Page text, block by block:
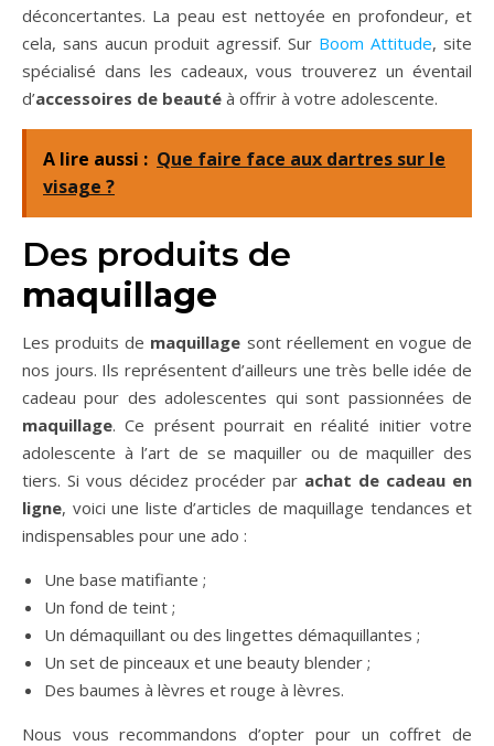
déconcertantes. La peau est nettoyée en profondeur, et
cela, sans aucun produit agressif. Sur Boom Attitude, site
spécialisé dans les cadeaux, vous trouverez un éventail
d’accessoires de beauté à offrir à votre adolescente.
A lire aussi : Que faire face aux dartres sur le
visage ?
Des produits de
maquillage
Les produits de maquillage sont réellement en vogue de
nos jours. Ils représentent d’ailleurs une très belle idée de
cadeau pour des adolescentes qui sont passionnées de
maquillage. Ce présent pourrait en réalité initier votre
adolescente à l’art de se maquiller ou de maquiller des
tiers. Si vous décidez procéder par achat de cadeau en
ligne, voici une liste d’articles de maquillage tendances et
indispensables pour une ado :
Une base matifiante ;
Un fond de teint ;
Un démaquillant ou des lingettes démaquillantes ;
Un set de pinceaux et une beauty blender ;
Des baumes à lèvres et rouge à lèvres.
Nous vous recommandons d’opter pour un coffret de